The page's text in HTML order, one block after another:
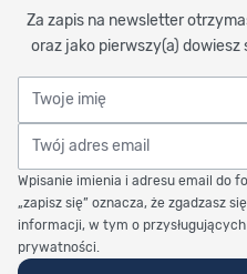
Za zapis na newsletter
oraz jako pierwszy(a)
Twoje imię
Twój adres email
Wpisanie imienia i adresu email do
„zapisz się” oznacza, że zgadzasz
informacji, w tym o
prywatności.